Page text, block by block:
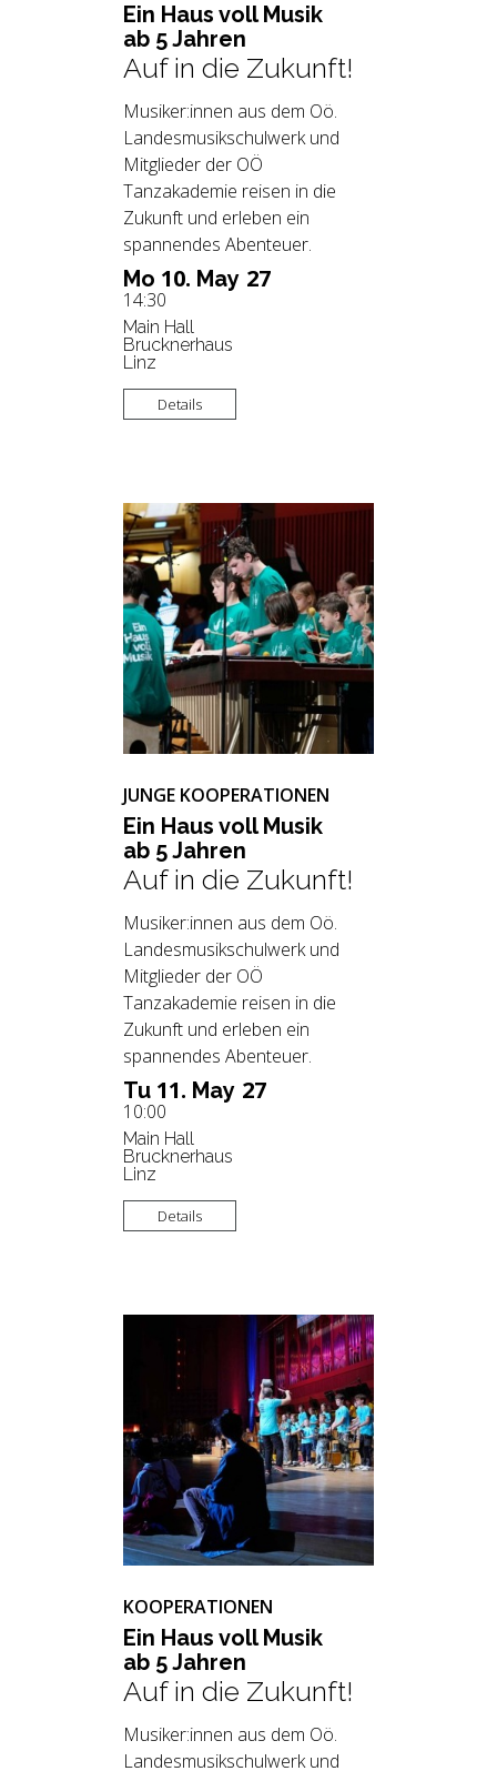
Mo 10. May 27
14:30
Main Hall
Brucknerhaus
Linz
Ein Haus voll Musik
ab 5 Jah­ren
Auf in die Zukunft!
Musiker:innen aus dem Oö.
Landesmusikschulwerk und
Mitglieder der OÖ
Tanzakademie reisen in die
Zukunft und erleben ein
spannendes Abenteuer.
Details
Tu 11. May 27
10:00
Main Hall
Brucknerhaus
Linz
JUNGE KOOPERATIONEN
Ein Haus voll Musik
ab 5 Jah­ren
Auf in die Zukunft!
Musiker:innen aus dem Oö.
Landesmusikschulwerk und
Mitglieder der OÖ
Tanzakademie reisen in die
Zukunft und erleben ein
spannendes Abenteuer.
Details
KOOPERATIONEN
Ein Haus voll Musik
ab 5 Jah­ren
Auf in die Zukunft!
Musiker:innen aus dem Oö.
Landesmusikschulwerk und